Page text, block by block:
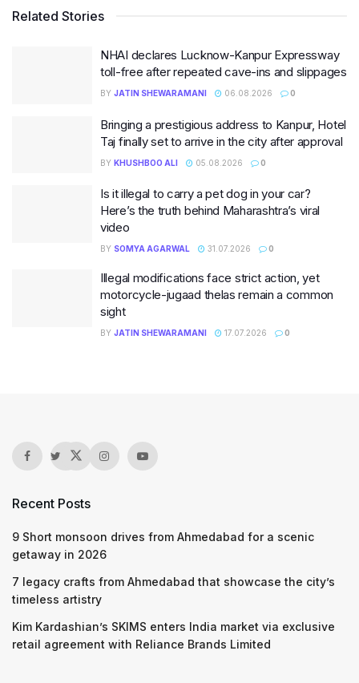
Related Stories
NHAI declares Lucknow-Kanpur Expressway
toll-free after repeated cave-ins and slippages
BY JATIN SHEWARAMANI 06.08.2026 0
Bringing a prestigious address to Kanpur, Hotel
Taj finally set to arrive in the city after approval
BY KHUSHBOO ALI 05.08.2026 0
Is it illegal to carry a pet dog in your car?
Here’s the truth behind Maharashtra’s viral
video
BY SOMYA AGARWAL 31.07.2026 0
Illegal modifications face strict action, yet
motorcycle-jugaad thelas remain a common
sight
BY JATIN SHEWARAMANI 17.07.2026 0
Recent Posts
9 Short monsoon drives from Ahmedabad for a scenic
getaway in 2026
7 legacy crafts from Ahmedabad that showcase the city’s
timeless artistry
Kim Kardashian’s SKIMS enters India market via exclusive
retail agreement with Reliance Brands Limited